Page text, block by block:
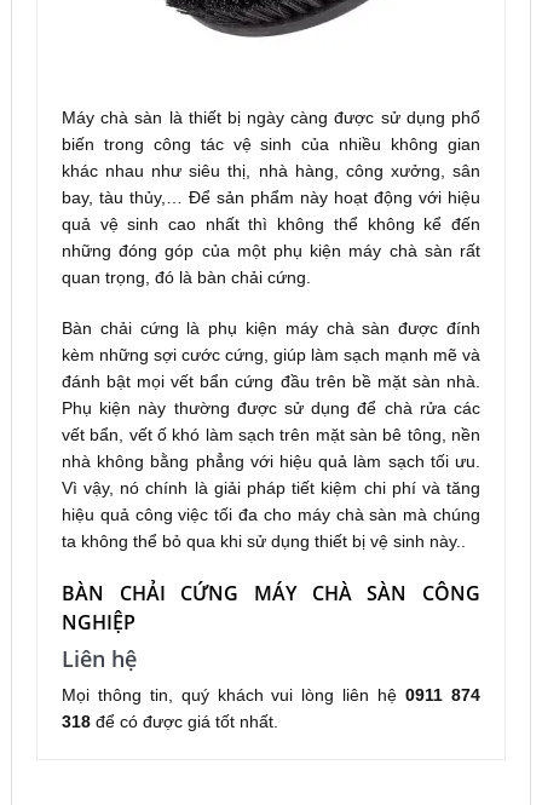
Máy chà sàn là thiết bị ngày càng được sử dụng phổ
biến trong công tác vệ sinh của nhiều không gian
khác nhau như siêu thị, nhà hàng, công xưởng, sân
bay, tàu thủy,… Để sản phẩm này hoạt động với hiệu
quả vệ sinh cao nhất thì không thể không kể đến
những đóng góp của một phụ kiện máy chà sàn rất
quan trọng, đó là bàn chải cứng.
Bàn chải cứng là phụ kiện máy chà sàn được đính
kèm những sợi cước cứng, giúp làm sạch mạnh mẽ và
đánh bật mọi vết bẩn cứng đầu trên bề mặt sàn nhà.
Phụ kiện này thường được sử dụng để chà rửa các
vết bẩn, vết ố khó làm sạch trên mặt sàn bê tông, nền
nhà không bằng phẳng với hiệu quả làm sạch tối ưu.
Vì vậy, nó chính là giải pháp tiết kiệm chi phí và tăng
hiệu quả công việc tối đa cho máy chà sàn mà chúng
ta không thể bỏ qua khi sử dụng thiết bị vệ sinh này..
BÀN CHẢI CỨNG MÁY CHÀ SÀN CÔNG
NGHIỆP
Liên hệ
Mọi thông tin, quý khách vui lòng liên hệ0911 874
318để có được giá tốt nhất.